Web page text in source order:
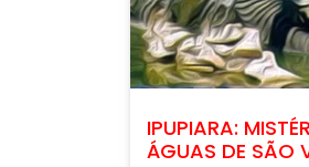
IPUPIARA:
ÁGUAS DE SÃO